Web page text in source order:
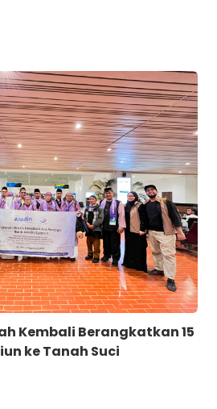
Kembali Berangkatkan 15
ke Tanah Suci